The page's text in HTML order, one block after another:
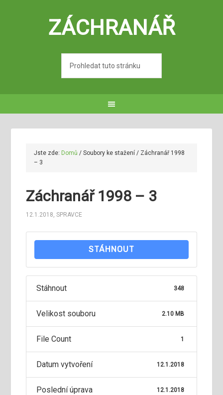
ZÁCHRANÁŘ
Jste zde: Domů / Soubory ke stažení/ Záchranář 1998
– 3
Záchranář 1998 – 3
12.1.2018,SPRAVCE
STÁHNOUT
Stáhnout 348
Velikost souboru 2.10 MB
File Count 1
Datum vytvoření 12.1.2018
Poslední úprava 12.1.2018